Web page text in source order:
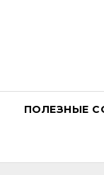
ПОЛЕЗНЫЕ